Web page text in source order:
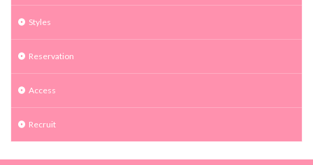
Styles
Reservation
Access
Recruit